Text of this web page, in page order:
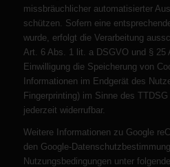
missbräuchlicher automatisierter
schützen. Sofern eine
wurde, erfolgt die Verarbeitung
Art. 6 Abs. 1 lit. a DSGVO und § 25
Einwilligung die Speicherung von
Informationen im Endgerät des
Fingerprinting) im Sinne des
jederzeit widerrufbar.
Weitere Informationen zu Google
den Google-
Nutzungsbedingungen unter